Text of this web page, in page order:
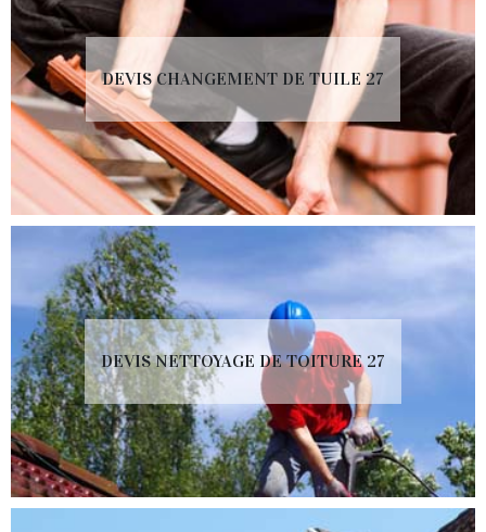
DEVIS CHANGEMENT DE TUILE 27
DEVIS NETTOYAGE DE TOITURE 27